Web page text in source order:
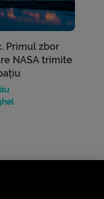
Primul zbor
NASA trimite